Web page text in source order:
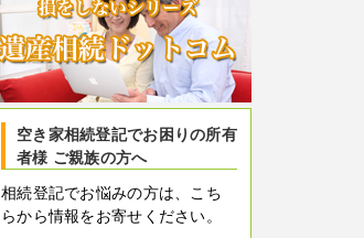
空き家相続登記でお困りの所有
者様 ご親族の方へ
相続登記でお悩みの方は、こち
らから情報をお寄せください。